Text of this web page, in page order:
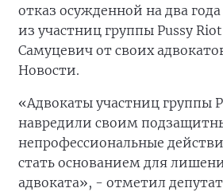
отказ осужденной на два
из участниц группы Pussy
Самуцевич от своих
Новости.
«Адвокаты участниц группы
навредили своим
непрофессиональные
стать основанием для
адвоката», - отметил